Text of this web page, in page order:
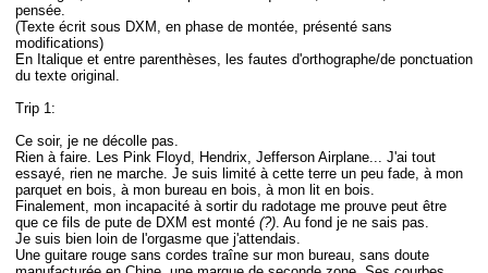
pensée.
(Texte écrit sous DXM, en phase de montée, présenté sans
modifications)
En Italique et entre parenthèses, les fautes d'orthographe/de ponctuation
du texte original.
Trip 1:
Ce soir, je ne décolle pas.
Rien à faire. Les Pink Floyd, Hendrix, Jefferson Airplane... J'ai tout
essayé, rien ne marche. Je suis limité à cette terre un peu fade, à mon
parquet en bois, à mon bureau en bois, à mon lit en bois.
Finalement, mon incapacité à sortir du radotage me prouve peut être
que ce fils de pute de DXM est monté (?). Au fond je ne sais pas.
Je suis bien loin de l'orgasme que j'attendais.
Une guitare rouge sans cordes traîne sur mon bureau, sans doute